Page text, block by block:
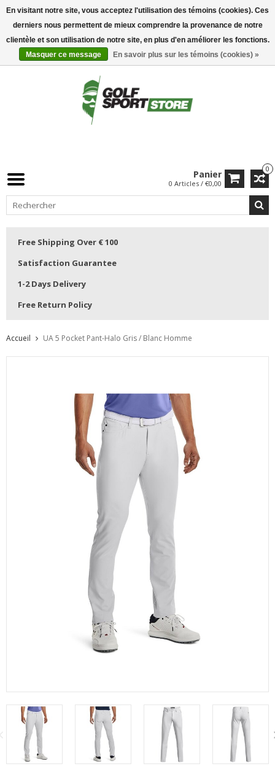
0
Panier
0 Articles / €0,00
Free Shipping Over € 100
Satisfaction Guarantee
1-2 Days Delivery
Free Return Policy
Accueil UA 5 Pocket Pant-Halo Gris / Blanc Homme
En visitant notre site, vous acceptez l'utilisation des témoins (cookies). Ces
derniers nous permettent de mieux comprendre la provenance de notre
clientèle et son utilisation de notre site, en plus d'en améliorer les fonctions.
Masquer ce message
En savoir plus sur les témoins (cookies) »